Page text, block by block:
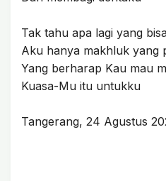
Tak tahu apa lagi yang
Aku hanya makhluk yang
Yang berharap Kau mau
Kuasa-Mu itu untukku
Tangerang, 24 Agustus